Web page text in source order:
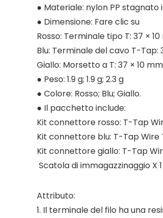
● Materiale: nylon PP stagnato
● Dimensione: Fare clic su
Rosso: Terminale tipo T: 37 ×
Blu: Terminale del cavo T-Tap:
Giallo: Morsetto a T: 37 × 10
● Peso: 1.9 g; 1.9 g; 2.3 g
● Colore: Rosso; Blu; Giallo.
● Il pacchetto include:
Kit connettore rosso: T-Tap
Kit connettore blu: T-Tap Wire
Kit connettore giallo: T-Tap
Scatola di immagazzinaggio X
Attributo:
1. Il terminale del filo ha una